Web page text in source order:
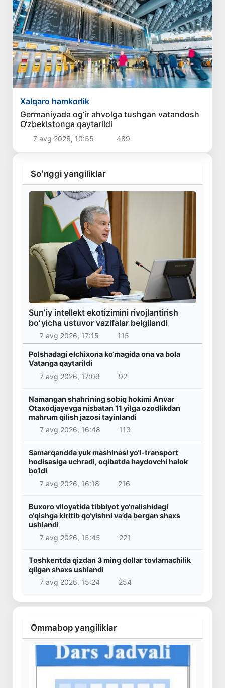
Xalqaro hamkorlik
Germaniyada og‘ir ahvolga tushgan vatandosh
O‘zbekistonga qaytarildi
7 avg 2026, 10:55 489
Soʻnggi yangiliklar
Sunʼiy intellekt ekotizimini rivojlantirish
boʻyicha ustuvor vazifalar belgilandi
7 avg 2026, 17:15 115
Polshadagi elchixona ko‘magida ona va bola
Vatanga qaytarildi
7 avg 2026, 17:09
92
Namangan shahrining sobiq hokimi Anvar
Otaxodjayevga nisbatan 11 yilga ozodlikdan
mahrum qilish jazosi tayinlandi
7 avg 2026, 16:48
113
Samarqandda yuk mashinasi yo‘l-transport
hodisasiga uchradi, oqibatda haydovchi halok
bo‘ldi
7 avg 2026, 16:18
216
Buxoro viloyatida tibbiyot yo‘nalishidagi
o‘qishga kiritib qo‘yishni va’da bergan shaxs
ushlandi
7 avg 2026, 15:45
221
Toshkentda qizdan 3 ming dollar tovlamachilik
qilgan shaxs ushlandi
7 avg 2026, 15:24
254
Ommabop yangiliklar